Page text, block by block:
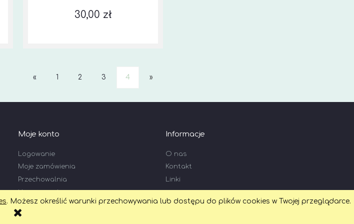
. Możesz określić warunki przechowywania lub dostępu do plików cookies w Twojej przeglądarce.
30,00 zł
« 1 2 3 4 »
Moje konto
Logowanie
Moje zamówienia
Przechowalnia
Ustawienia konta
Informacje
O nas
Kontakt
Linki
Shoper.pl